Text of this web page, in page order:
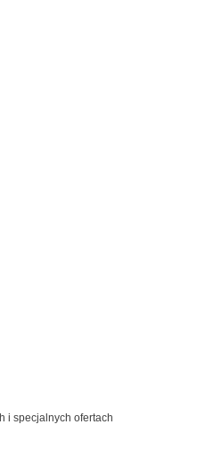
i specjalnych ofertach